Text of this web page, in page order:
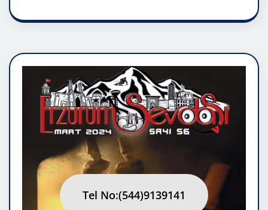
Tel No:(544)9139141